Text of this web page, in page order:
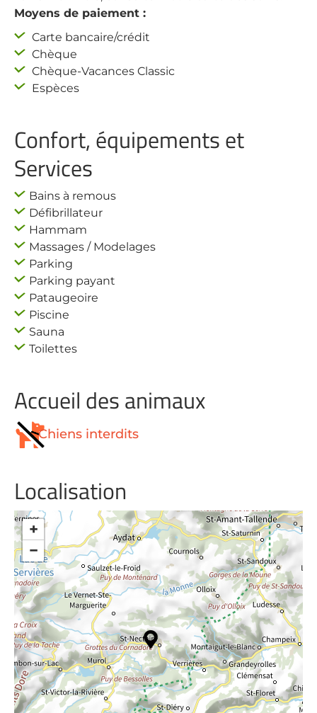
Moyens de paiement :
Carte bancaire/crédit
Chèque
Chèque-Vacances Classic
Espèces
Confort, équipements et
Services
Bains à remous
Défibrillateur
Hammam
Massages / Modelages
Parking
Parking payant
Pataugeoire
Piscine
Sauna
Toilettes
Accueil des animaux
Chiens interdits
Localisation
+
−